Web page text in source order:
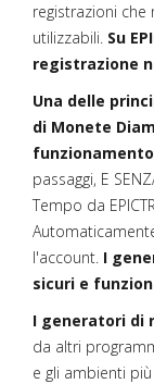
registrazioni
utilizzabili. Su
registrazione
Una delle
di Monete
passaggi, E
Tempo da
l'account. I
sicuri e
I generatori di
da altri
e gli ambienti